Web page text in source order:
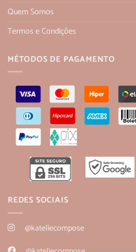
Quem Somos
Termos e Condições
MÉTODOS DE PAGAMENTO
REDES SOCIAIS
@kateliecompose